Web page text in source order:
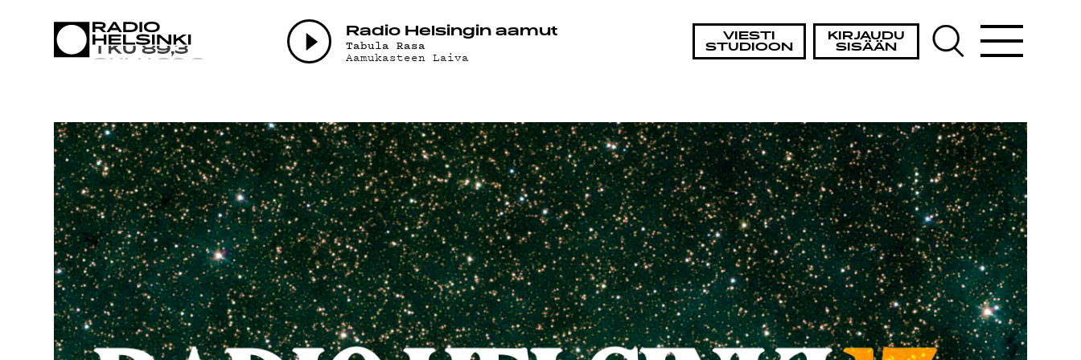
VIESTI
STUDIOON
KIRJAUDU
SISÄÄN
Radio Helsingin aamut
Tabula Rasa
Aamukasteen Laiva
AJANKOHTAISTA
OHJELMAT
TEKIJÄT
ON-DEMAND
PODCAST
MAINOSTA